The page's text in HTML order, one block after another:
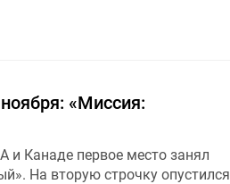
«Миссия:
и Канаде первое место занял
На вторую строчку опустился